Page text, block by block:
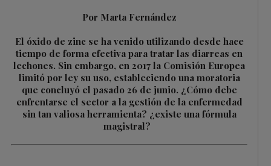
Por Marta Fernández
El óxido de zinc se ha venido utilizando desde hace
tiempo de forma efectiva para tratar las diarreas en
lechones. Sin embargo, en 2017 la Comisión Europea
limitó por ley su uso, estableciendo una moratoria
que concluyó el pasado 26 de junio. ¿Cómo debe
enfrentarse el sector a la gestión de la enfermedad
sin tan valiosa herramienta? ¿existe una fórmula
magistral?